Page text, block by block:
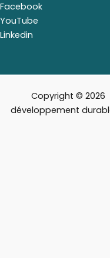
Facebook
YouTube
Linkedin
Copyright © 2026
développement